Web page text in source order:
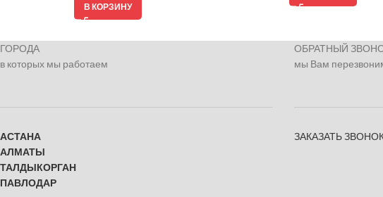
В КОРЗИНУ
ГОРОДА
в которых мы работаем
АСТАНА
АЛМАТЫ
ТАЛДЫКОРГАН
ПАВЛОДАР
ОБРАТНЫЙ
мы Вам
ЗАКАЗАТЬ